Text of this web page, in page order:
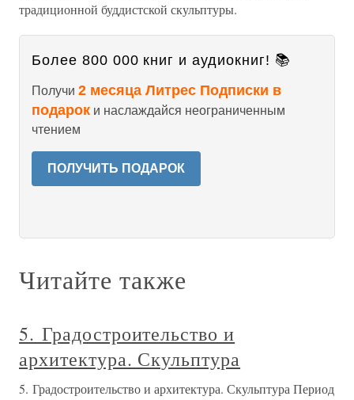
традиционной буддистской скульптуры.
Более 800 000 книг и аудиокниг! 📚
Получи 2 месяца Литрес Подписки в
подарок и наслаждайся неограниченным
чтением
ПОЛУЧИТЬ ПОДАРОК
Читайте также
5. Градостроительство и
архитектура. Скульптура
5. Градостроительство и архитектура. Скульптура Период